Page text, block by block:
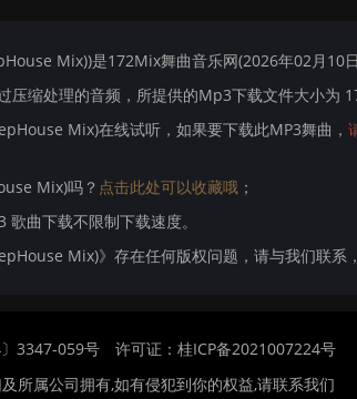
Mix))是172Mix舞曲音乐网(2026年02月10日
压缩处理的音频，所提供的Mp3下载文件大小为
Mix)在线试听，如果要下载此MP3舞曲，
Mix)吗？ 点击此处可以收藏哦 ；
曲下载不限制下载速度。
Mix)》存在任何版权问题，请与我们联系
3347-059号
许可证：桂ICP备2021007224号
所属公司拥有,如有侵犯到你的权益,请联系我们